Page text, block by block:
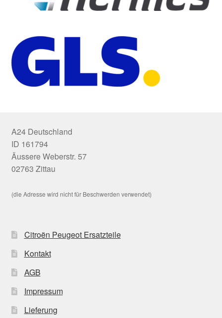
A24 Deutschland
ID 161794
Äussere Weberstr. 57
02763 Zittau
(die Adresse wird nicht für Beschwerden verwendet)
Citroën Peugeot Ersatzteile
Kontakt
AGB
Impressum
Lieferung